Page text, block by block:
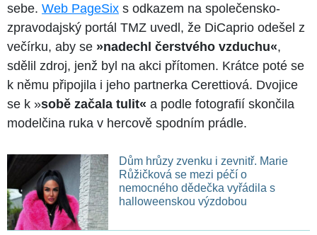
sebe. Web PageSix s odkazem na společensko-
zpravodajský portál TMZ uvedl, že DiCaprio odešel z
večírku, aby se »nadechl čerstvého vzduchu«,
sdělil zdroj, jenž byl na akci přítomen. Krátce poté se
k němu připojila i jeho partnerka Cerettiová. Dvojice
se k »sobě začala tulit« a podle fotografií skončila
modelčina ruka v hercově spodním prádle.
Dům hrůzy zvenku i zevnitř. Marie
Růžičková se mezi péčí o
nemocného dědečka vyřádila s
halloweenskou výzdobou